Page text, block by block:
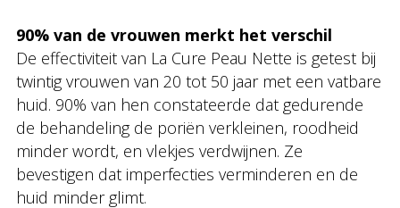
90% van de vrouwen merkt het verschil
De effectiviteit van La Cure Peau Nette is getest bij
twintig vrouwen van 20 tot 50 jaar met een vatbare
huid. 90% van hen constateerde dat gedurende
de behandeling de poriën verkleinen, roodheid
minder wordt, en vlekjes verdwijnen. Ze
bevestigen dat imperfecties verminderen en de
huid minder glimt.